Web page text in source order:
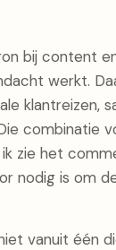
bij content
werkt.
klantreizen,
combinatie
zie het
nodig is om
vanuit één